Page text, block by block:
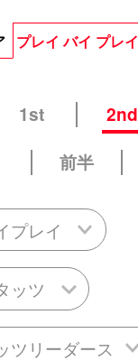
プレイ バイ プレイ
1st 2nd
前半
プレイ
ッツ
ツリーダース